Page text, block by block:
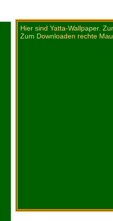
Hier sind Yatta-Wallpaper.
Zum Downloaden rechte